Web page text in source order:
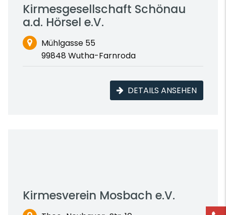
Kirmesgesellschaft Schönau
a.d. Hörsel e.V.
Mühlgasse 55
99848 Wutha-Farnroda
DETAILS ANSEHEN
Kirmesverein Mosbach e.V.